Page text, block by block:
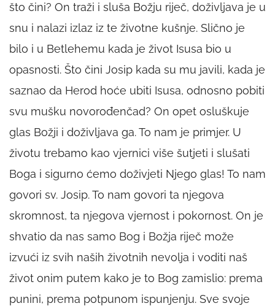
što čini? On traži i sluša Božju riječ, doživljava je u
snu i nalazi izlaz iz te životne kušnje. Slično je
bilo i u Betlehemu kada je život Isusa bio u
opasnosti. Što čini Josip kada su mu javili, kada je
saznao da Herod hoće ubiti Isusa, odnosno pobiti
svu mušku novorođenčad? On opet osluškuje
glas Božji i doživljava ga. To nam je primjer. U
životu trebamo kao vjernici više šutjeti i slušati
Boga i sigurno ćemo doživjeti Njego glas! To nam
govori sv. Josip. To nam govori ta njegova
skromnost, ta njegova vjernost i pokornost. On je
shvatio da nas samo Bog i Božja riječ može
izvući iz svih naših životnih nevolja i voditi naš
život onim putem kako je to Bog zamislio: prema
punini, prema potpunom ispunjenju. Sve svoje